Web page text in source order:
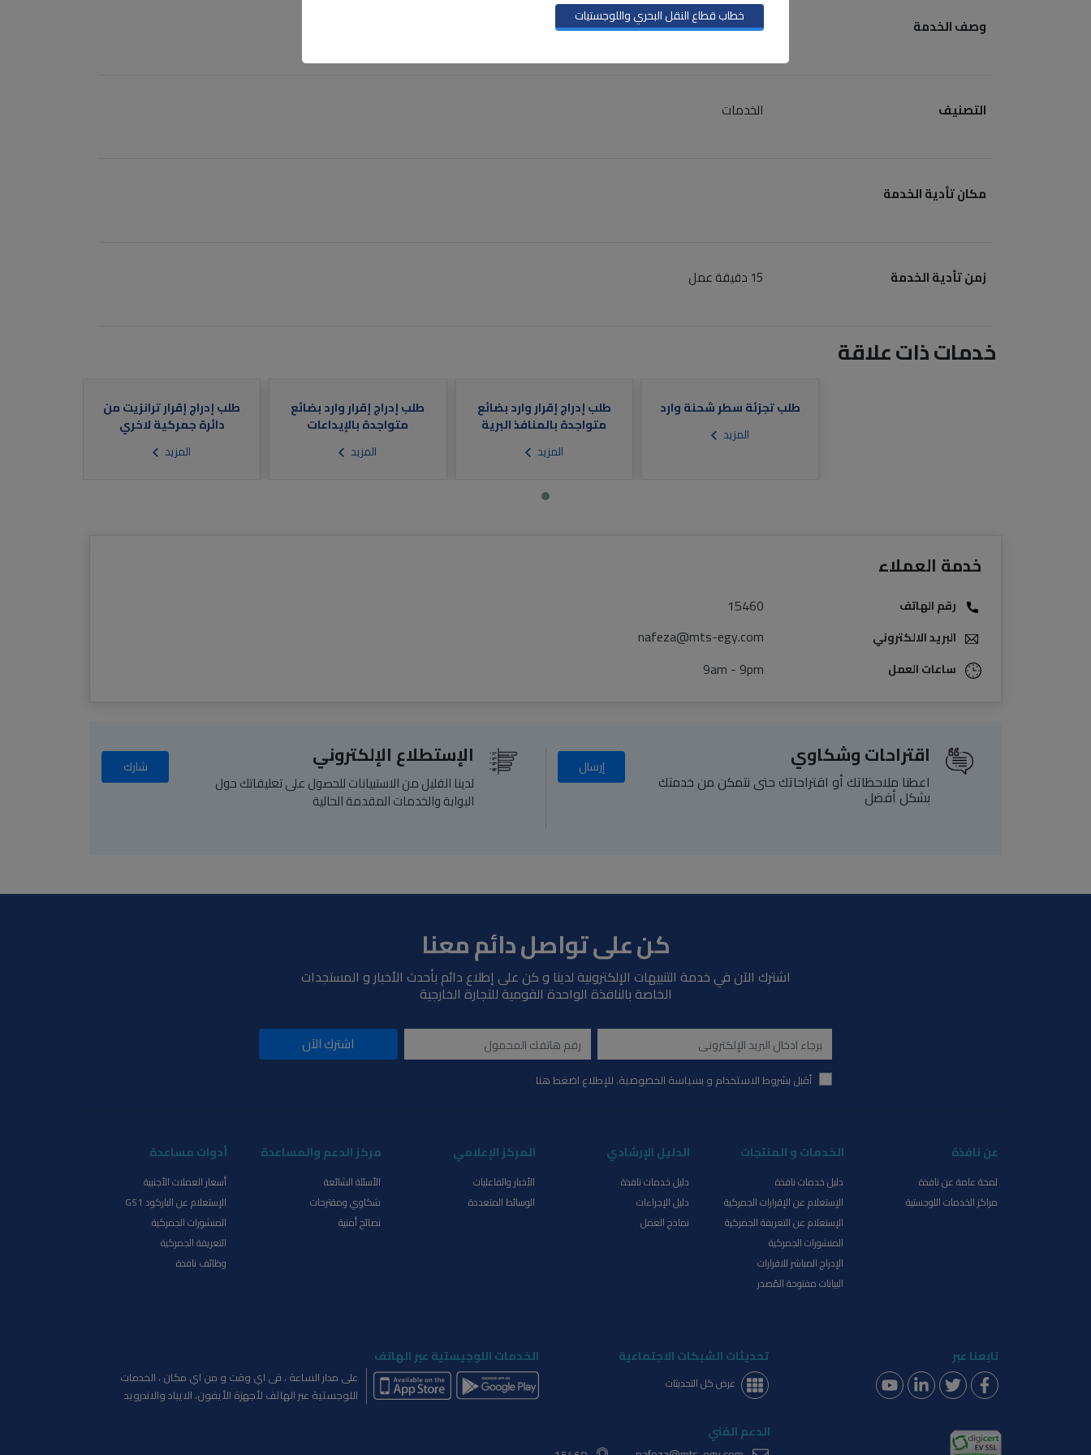
وصف الخدمة طلب إدراج إقرار وارد بضائع متواجدة بالمناطق الحرة
التصنيف الخدمات
مكان تأدية الخدمة
زمن تأدية الخدمة 15 دقيقة عمل
خدمات ذات علاقة
طلب إدراج إقرار ترانزيت من
دائرة جمركية لاخري
المزيد
طلب إدراج إقرار وارد بضائع
متواجدة بالإيداعات
المزيد
طلب إدراج إقرار وارد بضائع
متواجدة بالمنافذ البرية
المزيد
طلب تجزئة سطر شحنة وارد
المزيد
خدمة العملاء
رقم الهاتف 15460
البريد الالكتروني nafeza@mts-egy.com
ساعات العمل 9am - 9pm
اقتراحات وشكاوي
اعطنا ملاحظاتك أو اقتراحاتك حتى نتمكن من خدمتك
بشكل أفضل
إرسال الإستطلاع الإلكتروني
لدينا القليل من الاستبيانات للحصول على تعليقاتك حول
البوابة والخدمات المقدمة الحالية
شارك
كن على تواصل دائم معنا
اشترك الآن في خدمة التنبيهات الإلكترونية لدينا و كن على إطلاع دائم بأحدث الأخبار و المستجدات
الخاصة بالنافذة الواحدة القومية للتجارة الخارجية
اشترك الآن
أقبل بشروط الاستخدام و بسياسة الخصوصية. للإطلاع اضغط هنا
عن نافذة
لمحة عامة عن نافذة
مراكز الخدمات اللوجستية
الخدمات و المنتجات
دليل خدمات نافذة
الإستعلام عن الإقرارات الجمركية
الإستعلام عن التعريفة الجمركية
المنشورات الجمركية
الإدراج المباشر للاقرارات
البيانات مفتوحة المُصدر
الدليل الإرشادي
دليل خدمات نافذة
دليل الإجراءات
نماذج العمل
المركز الإعلامي
الأخبار والفاعليات
الوسائط المتعددة
مركز الدعم والمساعدة
الأسئلة الشائعة
شكاوي ومقترحات
نصائح أمنية
أدوات مساعدة
أسعار العملات الأجنبية
الإستعلام عن الباركود GS1
المنشورات الجمركية
التعريفة الجمركية
وظائف نافذة
تابعنا عبر تحديثات الشبكات الاجتماعية
عرض كل التحديثات
الخدمات اللوجيستية عبر الهاتف
على مدار الساعة ، فى اي وقت و من اي مكان ، الخدمات
اللوجستية عبر الهاتف لأجهزة الأيفون، الايباد والاندرويد
الدعم الفني
خطاب قطاع النقل البحري واللوجستيات